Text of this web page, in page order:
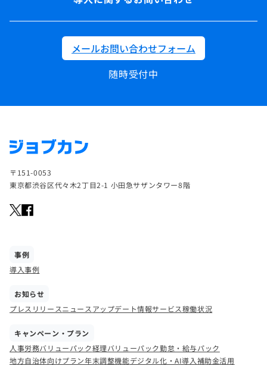
メールお問い合わせフォーム
随時受付中
〒151-0053
東京都渋谷区代々木2丁目2-1 小田急サザンタワー8階
事例
導入事例
お知らせ
プレスリリースニュース アップデート情報サービス稼働状況
キャンペーン・プラン
人事労務バリューパック経理バリューパック勤怠・給与パック
地方自治体向けプラン年末調整機能デジタル化・AI導入補助金活用